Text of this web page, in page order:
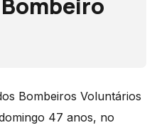
Bombeiros Voluntários
47 anos, no